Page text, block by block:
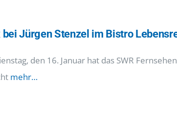
bei Jürgen Stenzel im Bistro
den 16. Januar hat das SWR
mehr…